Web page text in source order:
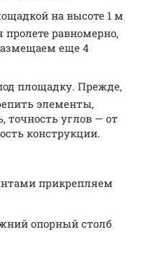
на высоте 1 м
равномерно,
еще 4
площадку. Прежде,
элементы,
точность углов — от
конструкции.
прикрепляем
опорный столб